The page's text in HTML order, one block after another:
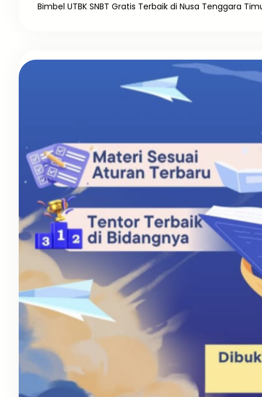
Bimbel UTBK SNBT Gratis Terbaik di Nusa Tenggara